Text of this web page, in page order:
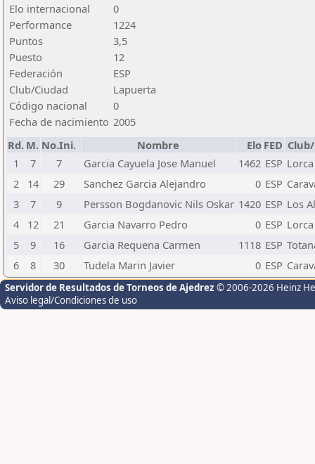
Elo internacional
0
Performance
1224
Puntos
3,5
Puesto
12
Federación
ESP
Club/Ciudad
Lapuerta
Código nacional
0
Fecha de nacimiento 2005
Rd. M. No.Ini. Nombre Elo FED
1
7 7 Garcia Cayuela Jose Manuel 1462 ESP Lorca
2
14 29 Sanchez Garcia Alejandro 0 ESP
3
7 9 Persson Bogdanovic Nils Oskar 1420 ESP Los
4
12 21 Garcia Navarro Pedro 0 ESP Lorca
5
9 16 Garcia Requena Carmen 1118 ESP
6
8 30 Tudela Marin Javier 0 ESP
Servidor de Resultados de Torneos de Ajedrez © 2006-2026 Heinz
Aviso legal/Condiciones de uso